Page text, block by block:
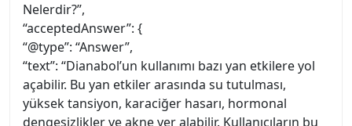
Nelerdir?”,
“acceptedAnswer”: {
“@type”: “Answer”,
“text”: “Dianabol’un kullanımı bazı yan etkilere yol
açabilir. Bu yan etkiler arasında su tutulması,
yüksek tansiyon, karaciğer hasarı, hormonal
dengesizlikler ve akne yer alabilir. Kullanıcıların bu